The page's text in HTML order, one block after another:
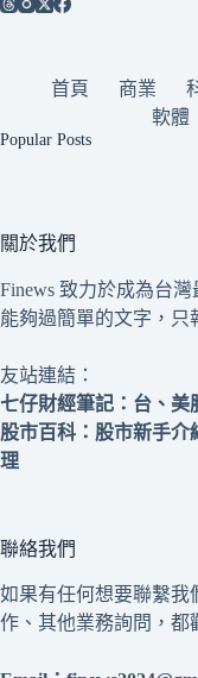
首頁 商業
軟體
Popular Posts
關於我們
Finews 致力於成為台
能夠過簡單的文字，只
友站連結：
七仔財經筆記 ：台、
股市百科 ：股市新手
理
聯絡我們
如果有任何想要聯繫我
作、其他業務詢問，都